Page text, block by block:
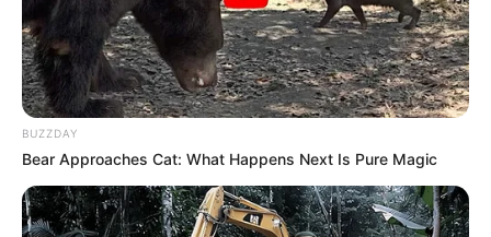
BUZZDAY
Bear Approaches Cat: What Happens Next Is Pure Magic